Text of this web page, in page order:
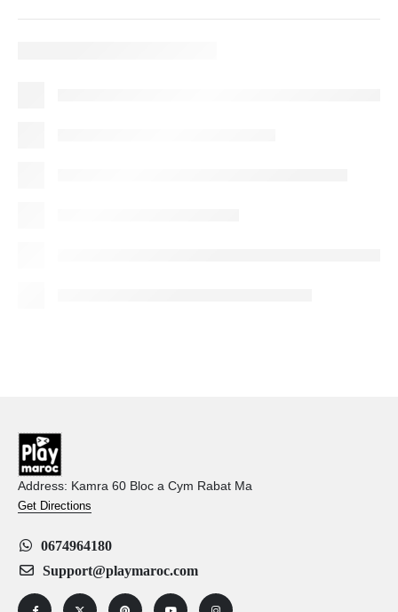
Address: Kamra 60 Bloc a Cym Rabat Ma
Get Directions
0674964180
Support@playmaroc.com